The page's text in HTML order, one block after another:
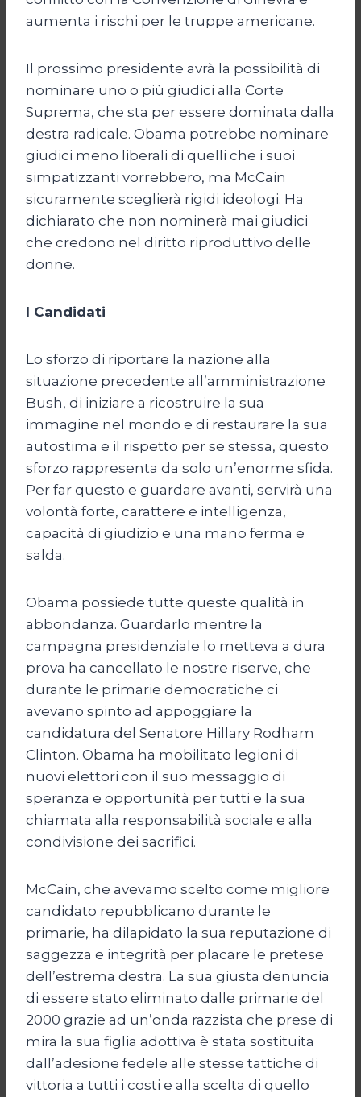
aumenta i rischi per le truppe americane.
Il prossimo presidente avrà la possibilità di
nominare uno o più giudici alla Corte
Suprema, che sta per essere dominata dalla
destra radicale. Obama potrebbe nominare
giudici meno liberali di quelli che i suoi
simpatizzanti vorrebbero, ma McCain
sicuramente sceglierà rigidi ideologi. Ha
dichiarato che non nominerà mai giudici
che credono nel diritto riproduttivo delle
donne.
I Candidati
Lo sforzo di riportare la nazione alla
situazione precedente all’amministrazione
Bush, di iniziare a ricostruire la sua
immagine nel mondo e di restaurare la sua
autostima e il rispetto per se stessa, questo
sforzo rappresenta da solo un’enorme sfida.
Per far questo e guardare avanti, servirà una
volontà forte, carattere e intelligenza,
capacità di giudizio e una mano ferma e
salda.
Obama possiede tutte queste qualità in
abbondanza. Guardarlo mentre la
campagna presidenziale lo metteva a dura
prova ha cancellato le nostre riserve, che
durante le primarie democratiche ci
avevano spinto ad appoggiare la
candidatura del Senatore Hillary Rodham
Clinton. Obama ha mobilitato legioni di
nuovi elettori con il suo messaggio di
speranza e opportunità per tutti e la sua
chiamata alla responsabilità sociale e alla
condivisione dei sacrifici.
McCain, che avevamo scelto come migliore
candidato repubblicano durante le
primarie, ha dilapidato la sua reputazione di
saggezza e integrità per placare le pretese
dell’estrema destra. La sua giusta denuncia
di essere stato eliminato dalle primarie del
2000 grazie ad un’onda razzista che prese di
mira la sua figlia adottiva è stata sostituita
dall’adesione fedele alle stesse tattiche di
vittoria a tutti i costi e alla scelta di quello